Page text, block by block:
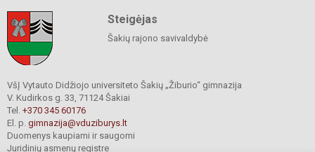
Steigėjas
Šakių rajono savivaldybė
VšĮ Vytauto Didžiojo universiteto Šakių „Žiburio“ gimnazija
V. Kudirkos g. 33, 71124 Šakiai
Tel. +370 345 60176
El. p. gimnazija@vduziburys.lt
Duomenys kaupiami ir saugomi
Juridinių asmenų registre